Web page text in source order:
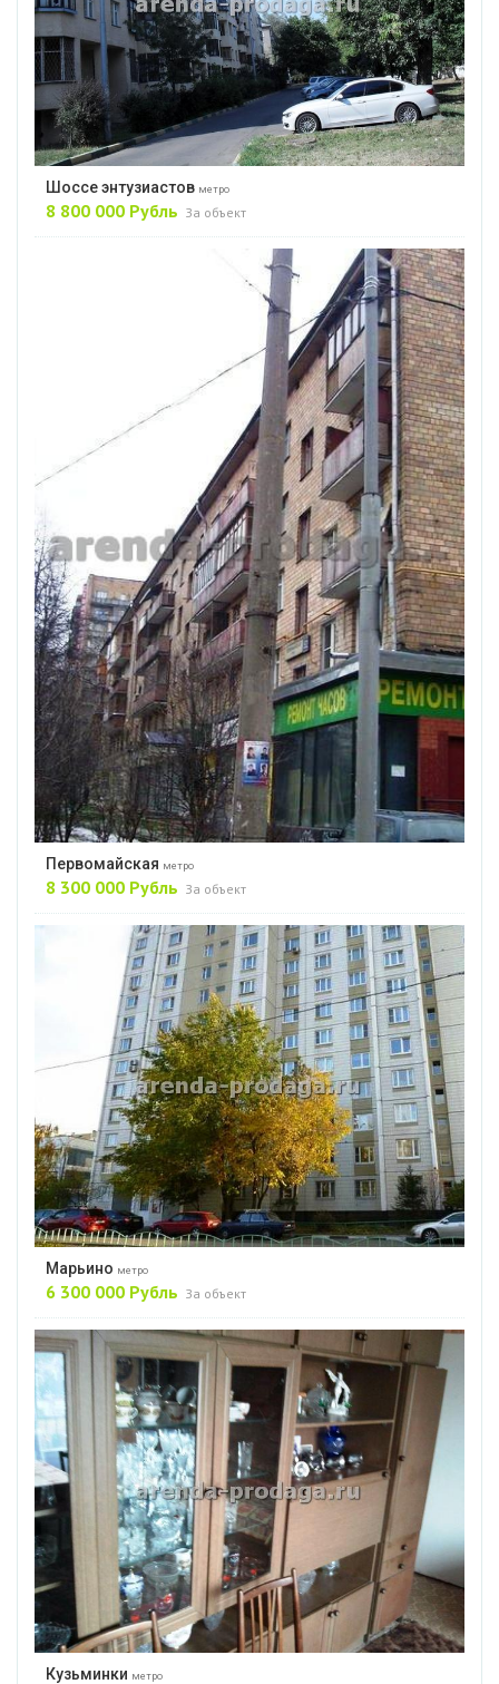
Шоссе энтузиастов метро
8 800 000 Рубль За объект
Первомайская метро
8 300 000 Рубль За объект
Марьино метро
6 300 000 Рубль За объект
Кузьминки метро